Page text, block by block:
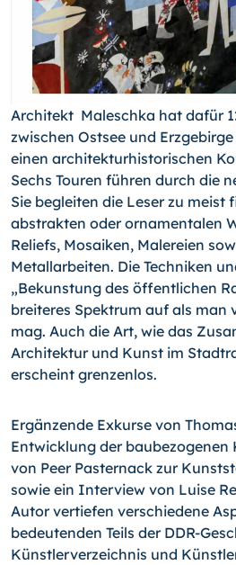
Architekt Maleschka hat dafür
zwischen Ostsee und
einen architekturhistorischen
Sechs Touren führen durch die
Sie begleiten die Leser zu meist
abstrakten oder ornamentalen
Reliefs, Mosaiken, Malereien
Metallarbeiten. Die Techniken
„Bekunstung des öffentlichen
breiteres Spektrum auf als man
mag. Auch die Art, wie das
Architektur und Kunst im
erscheint grenzenlos.
Ergänzende Exkurse von
Entwicklung der baubezogenen
von Peer Pasternack zur
sowie ein Interview von Luise
Autor vertiefen verschiedene
bedeutenden Teils der DDR-
Künstlerverzeichnis und